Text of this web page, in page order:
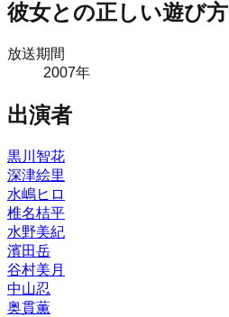
彼女との正しい遊び方
放送期間
2007年
出演者
黒川智花
深津絵里
水嶋ヒロ
椎名桔平
水野美紀
濱田岳
谷村美月
中山忍
奥貫薫